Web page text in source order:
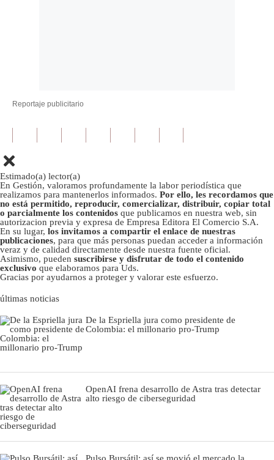
Reportaje publicitario
Estimado(a) lector(a)
En Gestión, valoramos profundamente la labor periodística que
realizamos para mantenerlos informados. Por ello, les recordamos que
no está permitido, reproducir, comercializar, distribuir, copiar total
o parcialmente los contenidos que publicamos en nuestra web, sin
autorizacion previa y expresa de Empresa Editora El Comercio S.A.
En su lugar, los invitamos a compartir el enlace de nuestras
publicaciones, para que más personas puedan acceder a información
veraz y de calidad directamente desde nuestra fuente oficial.
Asimismo, pueden suscribirse y disfrutar de todo el contenido
exclusivo que elaboramos para Uds.
Gracias por ayudarnos a proteger y valorar este esfuerzo.
últimas noticias
De la Espriella jura como presidente de
Colombia: el millonario pro-Trump
OpenAI frena desarrollo de Astra tras detectar
alto riesgo de ciberseguridad